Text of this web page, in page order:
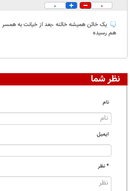
0
0
یک خائن همیشه خائنه ،بعد از خیانت به
هم رسیده
نظر شما
نام
ایمیل
* نظر